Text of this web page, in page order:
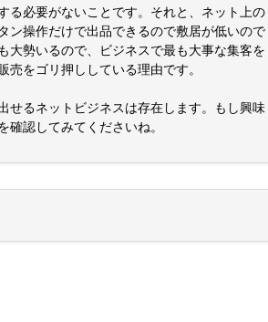
る必要がないことです。それと、ネット上の
ン操作だけで出品できるので敷居が低いので
大勢いるので、ビジネスで最も大事な集客を
をゴリ押ししている理由です。
せるネットビジネスは存在します。もし興味
認してみてくださいね。